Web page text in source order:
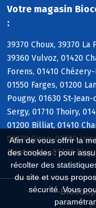
Afin de vous offrir la
des cookies : pour
récolter des
du site et vous
sécurité. Vous
Votre magasin
:
39370 Choux, 39370 La
39360 Vulvoz, 01420
Forens, 01410
01550 Farges, 01200
Pougny, 01630 St-
Sergy, 01710 Thoiry,
01200 Billiat, 01410
01130 Giron, 01200
Montanges, 01130